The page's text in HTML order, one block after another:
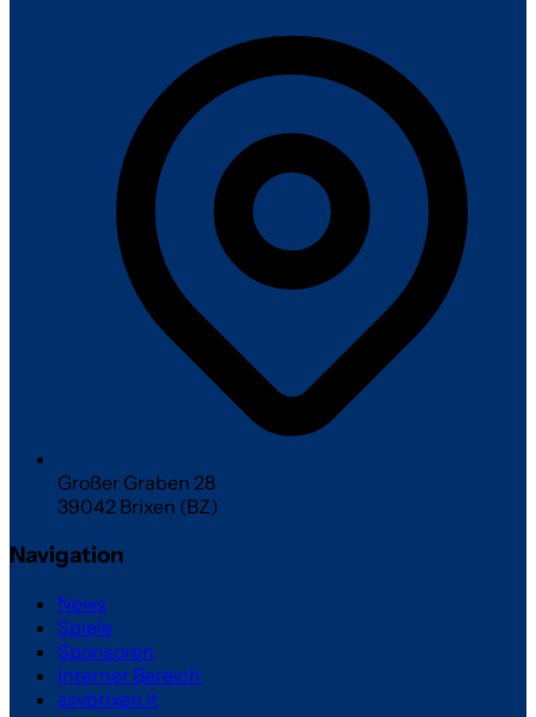
Großer Graben 28
39042 Brixen (BZ)
Navigation
News
Spiele
Sponsoren
Interner Bereich
ssvbrixen.it